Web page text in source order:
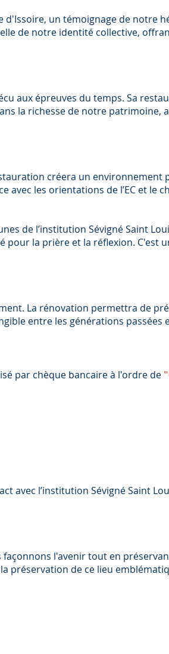
d'Issoire, un témoignage de notre
de notre identité collective,
aux épreuves du temps. Sa
la richesse de notre patrimoine,
créera un environnement
les orientations de l’EC et le
de l’institution Sévigné Saint
la prière et la réflexion. C'est
La rénovation permettra de
entre les générations passées
par chèque bancaire à l'ordre de
avec l’institution Sévigné Saint
l'avenir tout en
préservation de ce lieu